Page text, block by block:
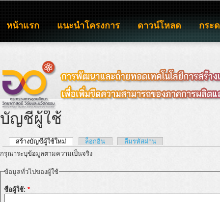
หน้าแรก แนะนำโครงการ ดาวน์โหลด กระ
บัญชีผู้ใช้
สร้างบัญชีผู้ใช้ใหม่ ล็อกอิน
ลืมรหัสผ่าน
กรุณาระบุข้อมูลตามความเป็นจริง
ข้อมูลทั่วไปของผู้ใช้
ชื่อผู้ใช้:*